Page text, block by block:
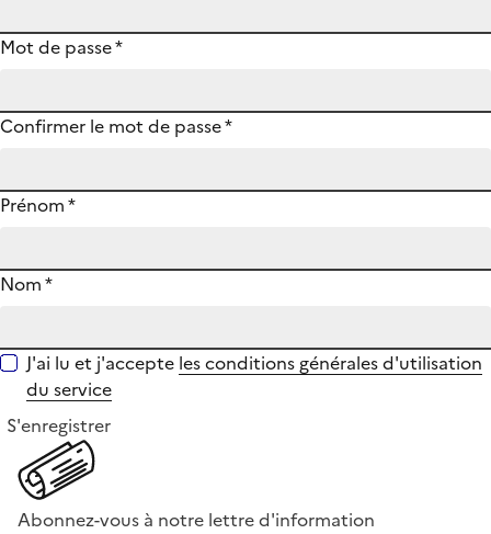
Mot de passe*
Confirmer le mot de passe*
Prénom*
Nom*
J'ai lu et j'accepte les conditions générales d'utilisation
du service
S'enregistrer
Abonnez-vous à notre lettre d'information